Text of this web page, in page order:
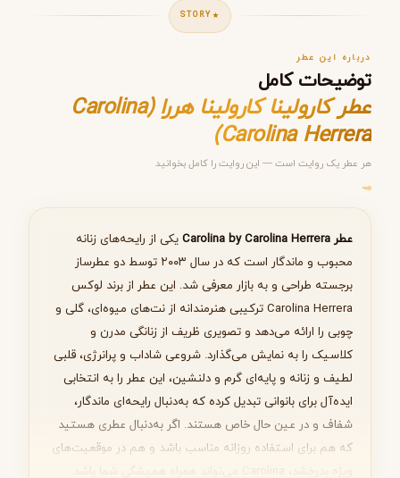
انتخاب عطر مناسب
بعدی
STORY
درباره این عطر
توضیحات کامل
عطر کارولینا کارولینا هررا (Carolina
Carolina Herrera)
هر عطر یک روایت است — این روایت را کامل بخوانید
عطر Carolina by Carolina Herrera
یکی از رایحه‌های زنانه
محبوب و ماندگار است که در سال ۲۰۰۳ توسط دو عطرساز
برجسته طراحی و به بازار معرفی شد. این عطر از برند لوکس
Carolina Herrera ترکیبی هنرمندانه از نت‌های میوه‌ای، گلی و
چوبی را ارائه می‌دهد و تصویری ظریف از زنانگی مدرن و
کلاسیک را به نمایش می‌گذارد. شروعی شاداب و پرانرژی، قلبی
لطیف و زنانه و پایه‌ای گرم و دلنشین، این عطر را به انتخابی
ایده‌آل برای بانوانی تبدیل کرده که به‌دنبال رایحه‌ای ماندگار،
شفاف و در عین حال خاص هستند. اگر به‌دنبال عطری هستید
که هم برای استفاده روزانه مناسب باشد و هم در موقعیت‌های